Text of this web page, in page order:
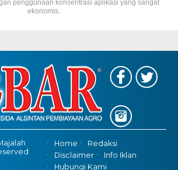
penggunaan konsentrasi aplikasi yang sangat
ekonomis.
Home
Redaksi
Disclaimer
Info Iklan
Hubungi Kami